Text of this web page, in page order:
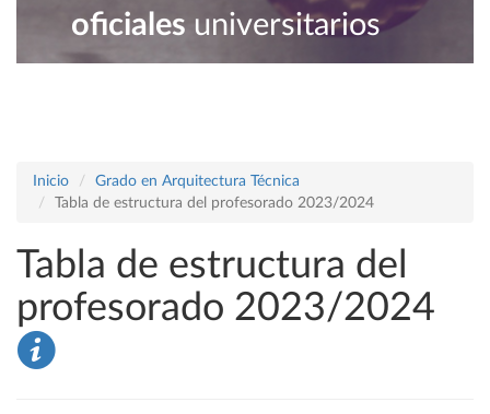
oficiales universitarios
Inicio
Grado en Arquitectura Técnica
Tabla de estructura del profesorado 2023/2024
Tabla de estructura del
profesorado 2023/2024